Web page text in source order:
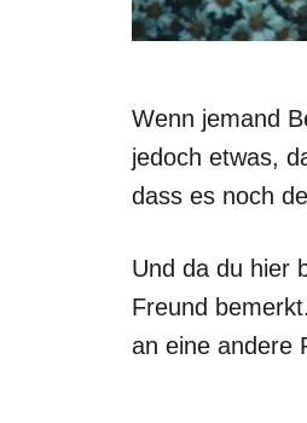
Wenn jemand
jedoch etwas,
dass es noch
Und da du hier
Freund
an eine andere